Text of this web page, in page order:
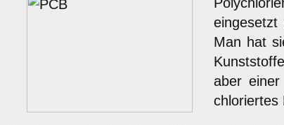
Man hat
aber
chloriertes